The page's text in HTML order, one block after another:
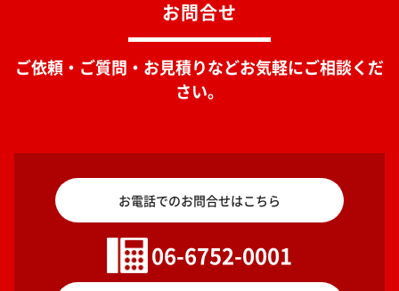
お問合せ
ご依頼・ご質問・お見積りなどお気軽にご相談くだ
さい。
お電話でのお問合せはこちら
06-6752-0001